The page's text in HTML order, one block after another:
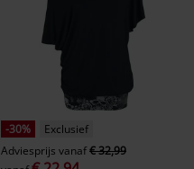
-30%
Exclusief
Adviesprijs vanaf€ 32,99